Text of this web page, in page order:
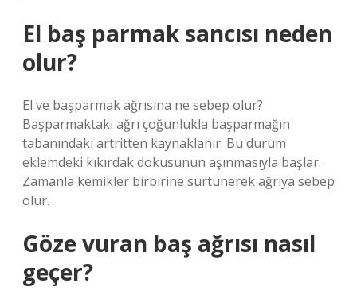
El baş parmak sancısı neden
olur?
El ve başparmak ağrısına ne sebep olur?
Başparmaktaki ağrı çoğunlukla başparmağın
tabanındaki artritten kaynaklanır. Bu durum
eklemdeki kıkırdak dokusunun aşınmasıyla başlar.
Zamanla kemikler birbirine sürtünerek ağrıya sebep
olur.
Göze vuran baş ağrısı nasıl
geçer?